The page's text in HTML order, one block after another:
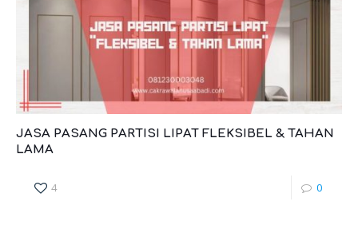
JASA PASANG PARTISI LIPAT FLEKSIBEL & TAHAN
LAMA
4 0